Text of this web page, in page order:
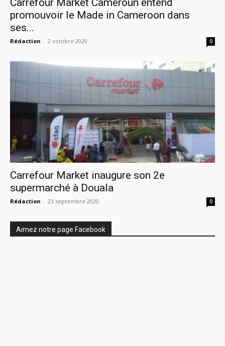
Carrefour Market Cameroun entend
promouvoir le Made in Cameroon dans
ses...
Rédaction - 2 octobre 2020 0
Carrefour Market inaugure son 2e
supermarché à Douala
Rédaction - 23 septembre 2020 0
Aimez notre page Facebook